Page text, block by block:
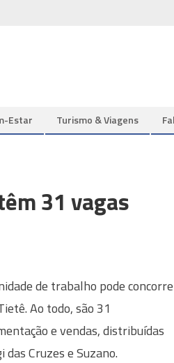
Estar Turismo & Viagens
31 vagas
de trabalho pode
Ao todo, são 31
e vendas, distribuídas
Cruzes e Suzano.